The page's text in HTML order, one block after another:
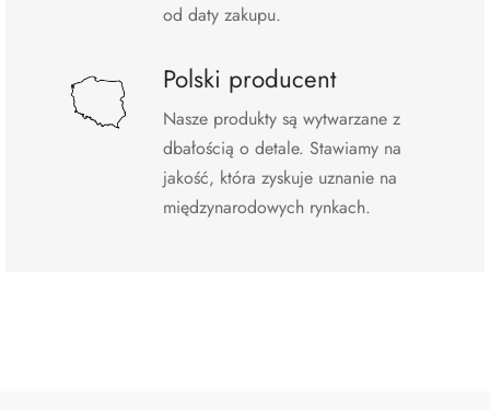
od daty zakupu.
Polski producent
Nasze produkty są wytwarzane z
dbałością o detale. Stawiamy na
jakość, która zyskuje uznanie na
międzynarodowych rynkach.